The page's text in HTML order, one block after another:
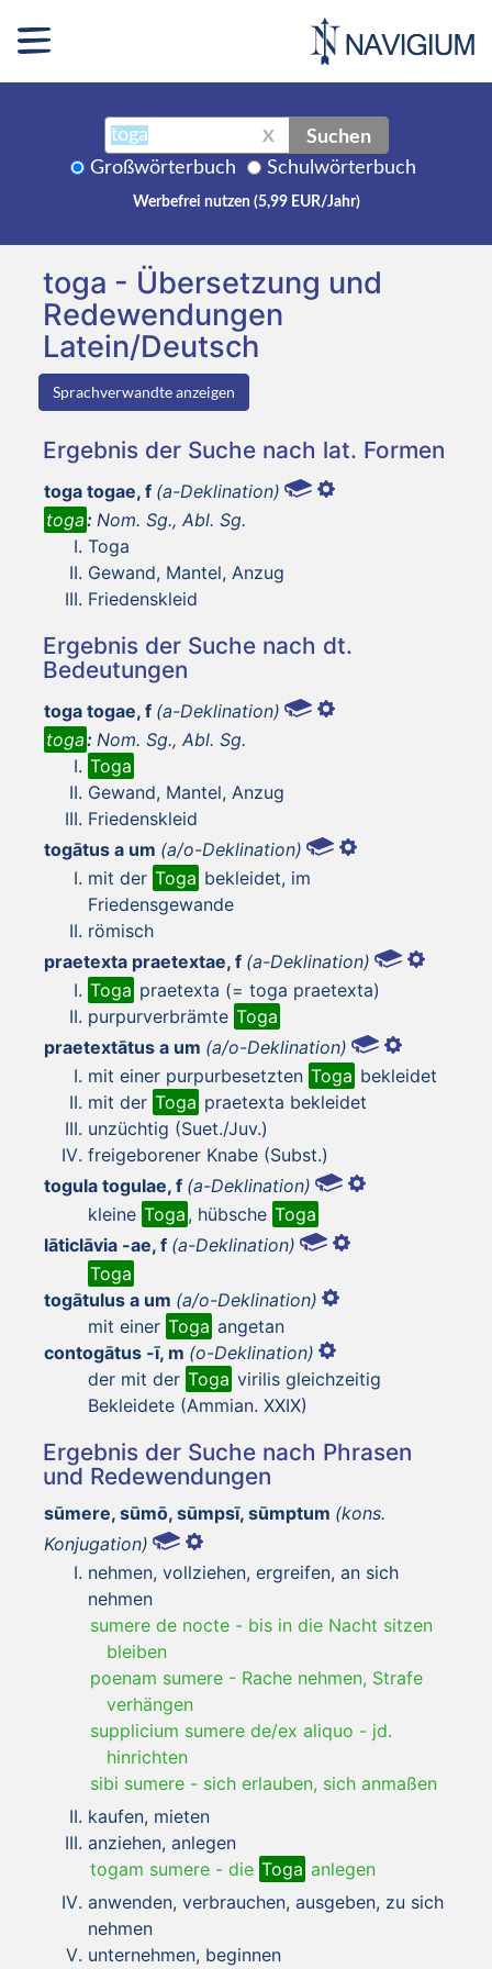
X Suchen
Großwörterbuch Schulwörterbuch
Werbefrei nutzen (5,99 EUR/Jahr)
toga - Übersetzung und
Redewendungen
Latein/Deutsch
Sprachverwandte anzeigen
Ergebnis der Suche nach lat. Formen
toga togae, f (a-Deklination)
toga: Nom. Sg., Abl. Sg.
Toga
Gewand, Mantel, Anzug
Friedenskleid
Ergebnis der Suche nach dt.
Bedeutungen
toga togae, f (a-Deklination)
toga: Nom. Sg., Abl. Sg.
Toga
Gewand, Mantel, Anzug
Friedenskleid
togātus a um (a/o-Deklination)
mit der Toga bekleidet, im
Friedensgewande
römisch
praetexta praetextae, f (a-Deklination)
Toga praetexta (= toga praetexta)
purpurverbrämte Toga
praetextātus a um (a/o-Deklination)
mit einer purpurbesetzten Toga bekleidet
mit der Toga praetexta bekleidet
unzüchtig (Suet./Juv.)
freigeborener Knabe (Subst.)
togula togulae, f (a-Deklination)
kleine Toga , hübsche Toga
lāticlāvia -ae, f (a-Deklination)
Toga
togātulus a um (a/o-Deklination)
mit einer Toga angetan
contogātus -ī, m (o-Deklination)
der mit der Toga virilis gleichzeitig
Bekleidete (Ammian. XXIX)
Ergebnis der Suche nach Phrasen
und Redewendungen
sūmere, sūmō, sūmpsī, sūmptum (kons.
Konjugation)
nehmen, vollziehen, ergreifen, an sich
nehmen
sumere de nocte - bis in die Nacht sitzen
bleiben
poenam sumere - Rache nehmen, Strafe
verhängen
supplicium sumere de/ex aliquo - jd.
hinrichten
sibi sumere - sich erlauben, sich anmaßen
kaufen, mieten
anziehen, anlegen
togam sumere - die Toga anlegen
anwenden, verbrauchen, ausgeben, zu sich
nehmen
unternehmen, beginnen